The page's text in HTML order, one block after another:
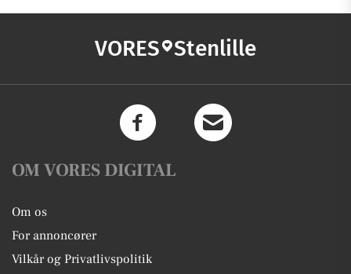
VORES Stenlille
OM VORES DIGITAL
Om os
For annoncører
Vilkår og Privatlivspolitik